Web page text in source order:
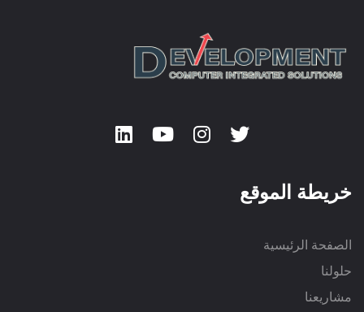
خريطة الموقع
الصفحة الرئيسية
حلولنا
مشاريعنا